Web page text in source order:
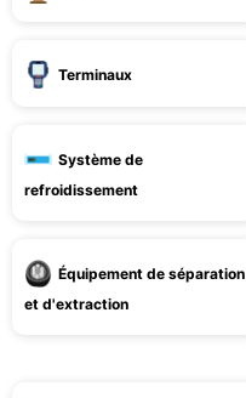
Terminaux
Système de
refroidissement
Équipement de séparation
et d'extraction